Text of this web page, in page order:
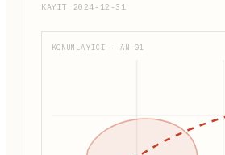
KAYIT 2024-12-31
KONUMLAYICI · AN-01